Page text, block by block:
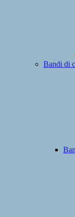
Bandi di